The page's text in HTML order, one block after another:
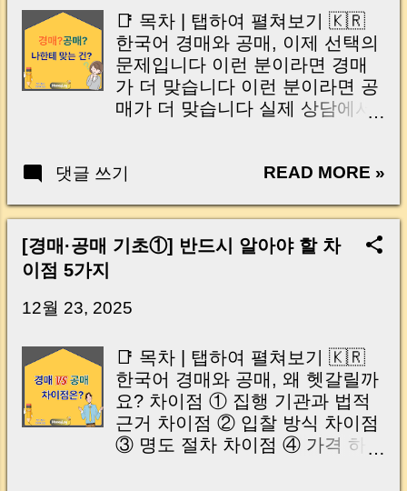
얼마를 배당받는지만 계산할 수
있다면 생각보다 답은 단순해집
니다. 오늘은 일반적인 무료 강의
에서는 대충 넘어가는 수준이 아
니라, 실제 권리분석할 때 바로 써
나씩 풀어보겠습니다. 이 글 하나
두려운 존재가 아니라, 오히려 숨
은 기회로 보이기 시작할지도 모
MoneyBee ,...
입니다 🐝 최근 상담했던 한 임차
인분의 이야기가 아직도 기억에
남습니다. 처음 집을 알아보실 때,
주변 시세보다 월세가 꽤 저렴한
물건이 하나 있었어요. 다만 등기
부를 확인해보니 이미 선순위 근
고, 개인적으로는 조금 조심하셨
으면 좋겠다는 생각이 들었던 집
이었습니다. 그래서 “조건은 좋아
체크해보시는 게 좋겠습니다” 정
셨어요. 그런데 몇 달 뒤, 그 임차
“혹시 집이 경매로 넘어가게 되면
어떻게 되는 건가요?” 다시 등기
부를 확인해보니 그 사이 추가 담
보 설정이 들어와 있었고, 전체 채
무도 더 늘어난 상태였습니다. 아
📑 목차 | 탭하여 펼쳐보기 🇰🇷
한국어 경매와 공매, 이제 선택의
문제입니다 이런 분이라면 경매
가 더 맞습니다 이런 분이라면 공
매가 더 맞습니다 실제 상담에서
매 vs 공매, 선택 전 최종 체크리
시작하세요 🇺🇸 English Now It’s
Time to Choose Who Should
Consider Court Auctions? Who
Auctions? Common Confusion in
Common Misconceptions Final
Checklist Before Choosing How
to Start If You’re Still Unsure 경
매와 공매의 차이점을 정리하고
나면, 상담 끝에 거의 빠지지 않고
나오는 질문이 하나 있습니다.
댓글 쓰기 READ MORE »
[경매·공매 기초①] 반드시 알아야 할 차
이점 5가지
12월 23, 2025
📑 목차 | 탭하여 펼쳐보기 🇰🇷
한국어 경매와 공매, 왜 헷갈릴까
요? 차이점 ① 집행 기관과 법적
근거 차이점 ② 입찰 방식 차이점
③ 명도 절차 차이점 ④ 가격 하락